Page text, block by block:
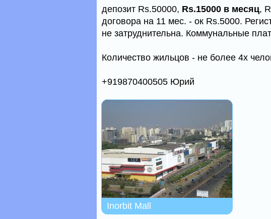
депозит Rs.50000, Rs.15000 в месяц,
договора на 11 мес. - ок Rs.5000.
не затруднительна. Коммунальные
Количество жильцов - не более 4х
+919870400505 Юрий
Inorbit Mall